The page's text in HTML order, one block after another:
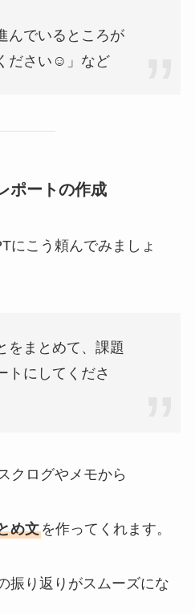
でいるところが
ださい☺️」など
ポートの作成
にこう頼んでみましょ
をまとめて、課題
トにしてくださ
クログやメモから
め文を作ってくれます。
振り返りがスムーズにな